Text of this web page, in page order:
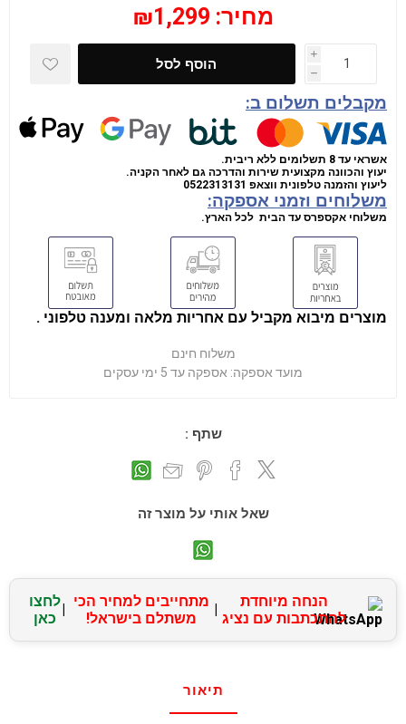
מחיר: ₪1,299
i
h
הוסף לסל
מקבלים תשלום ב:
אשראי עד 8 תשלומים ללא ריבית.
יעוץ והכוונה מקצועית שירות והדרכה גם לאחר הקניה.
ליעוץ והזמנה טלפונית ווצאפ 0522313131
משלוחים וזמני אספקה:
משלוחי אקספרס עד הבית לכל הארץ.
מוצרים מיבוא מקביל עם אחריות מלאה ומענה טלפוני .
משלוח חינם
מועד אספקה: אספקה עד 5 ימי עסקים
שתף :
שאל אותי על מוצר זה
הנחה מיוחדת
להתכתבות עם נציג
מתחייבים למחיר הכי
משתלם בישראל!
לחצו
כאן
תיאור